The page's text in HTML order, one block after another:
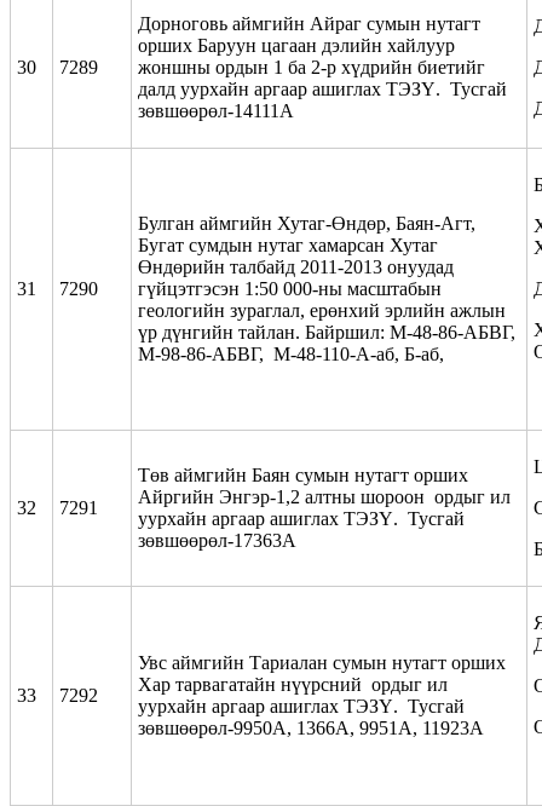
30 7289
Дорноговь аймгийн Айраг сумын нутагт
орших Баруун цагаан дэлийн хайлуур
жоншны ордын 1 ба 2-р хүдрийн биетийг
далд уурхайн аргаар ашиглах ТЭЗҮ. Тусгай
зөвшөөрөл-14111А
31 7290
Булган аймгийн Хутаг-Өндөр, Баян-Агт,
Бугат сумдын нутаг хамарсан Хутаг
Өндөрийн талбайд 2011-2013 онуудад
гүйцэтгэсэн 1:50 000-ны масштабын
геологийн зураглал, ерөнхий эрлийн ажлын
үр дүнгийн тайлан. Байршил: М-48-86-АБВГ,
М-98-86-АБВГ, М-48-110-А-аб, Б-аб,
32 7291
Төв аймгийн Баян сумын нутагт орших
Айргийн Энгэр-1,2 алтны шороон ордыг ил
уурхайн аргаар ашиглах ТЭЗҮ. Тусгай
зөвшөөрөл-17363А
33 7292
Увс аймгийн Тариалан сумын нутагт орших
Хар тарвагатайн нүүрсний ордыг ил
уурхайн аргаар ашиглах ТЭЗҮ. Тусгай
зөвшөөрөл-9950А, 1366А, 9951А, 11923А